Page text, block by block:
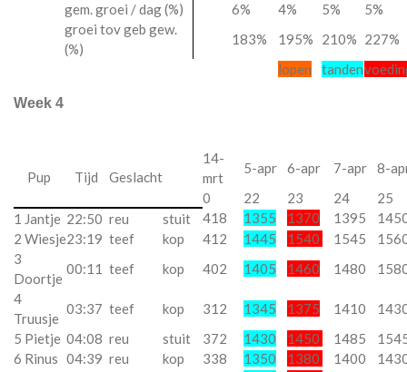
gem. groei / dag (%)
6% 4% 5%
5%
groei tov geb gew.
(%)
183% 195% 210% 227%
lopen
tanden
Week 4
Pup Tijd Geslacht
14-
mrt
5-apr 6-apr 7-apr
8-
0
22 23 24
25
1 Jantje 22:50 reu stuit 418 1355 1370 1395
2 Wiesje23:19 teef kop 412 1445 1540 1545
3
Doortje
00:11 teef kop 402 1405 1460 1480
4
Truusje
03:37 teef kop 312 1345 1375 1410
5 Pietje 04:08 reu stuit 372 1430 1450 1485
6 Rinus 04:39 reu kop 338 1350 1380 1400